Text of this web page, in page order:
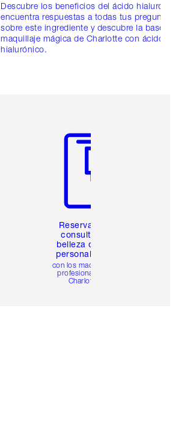
Descubre los beneficios del ácido
encuentra respuestas a todas tus preguntas
sobre este ingrediente y descubre la base
maquillaje mágica de Charlotte con ácido
hialurónico.
Reserva una
consulta de
belleza online
personalizada
con los maquillistas
profesionales de
Charlotte.